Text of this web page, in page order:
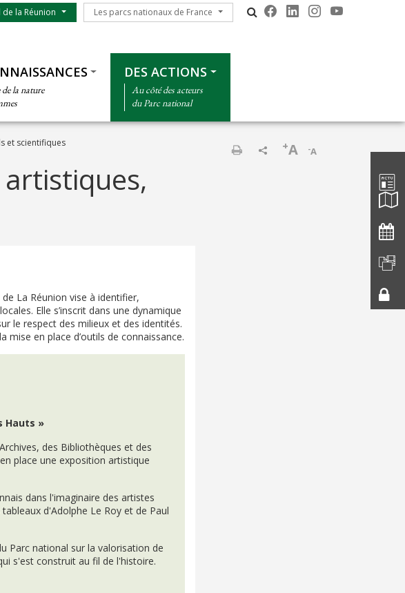
la Réunion Les parcs nationaux de France
Les parcs nationaux de France
la nature
DES ACTIONS
Au côté des acteurs
du Parc national
et scientifiques
-A
+A
La Réunion vise à identifier,
Elle s’inscrit dans une dynamique
le respect des milieux et des identités.
en place d’outils de connaissance.
Hauts »
des Bibliothèques et des
place une exposition artistique
dans l'imaginaire des artistes
d'Adolphe Le Roy et de Paul
Parc national sur la valorisation de
s'est construit au fil de l'histoire.